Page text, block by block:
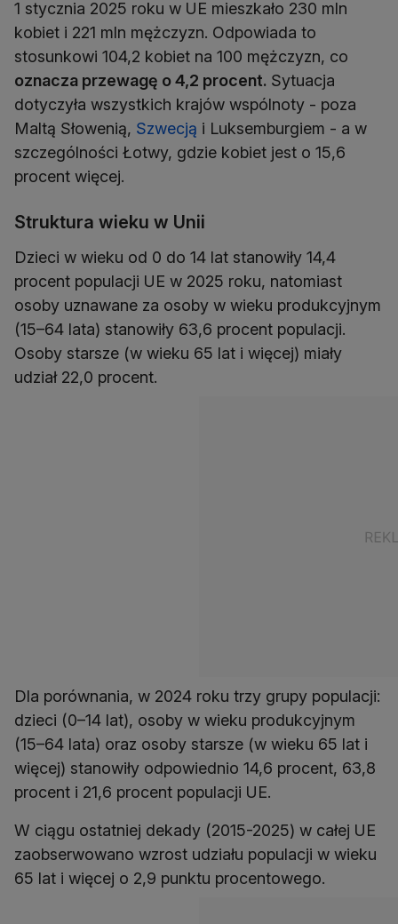
1 stycznia 2025 roku w UE mieszkało 230 mln
kobiet i 221 mln mężczyzn. Odpowiada to
stosunkowi 104,2 kobiet na 100 mężczyzn, co
oznacza przewagę o 4,2 procent. Sytuacja
dotyczyła wszystkich krajów wspólnoty - poza
Maltą Słowenią, Szwecją i Luksemburgiem - a w
szczególności Łotwy, gdzie kobiet jest o 15,6
procent więcej.
Struktura wieku w Unii
Dzieci w wieku od 0 do 14 lat stanowiły 14,4
procent populacji UE w 2025 roku, natomiast
osoby uznawane za osoby w wieku produkcyjnym
(15–64 lata) stanowiły 63,6 procent populacji.
Osoby starsze (w wieku 65 lat i więcej) miały
udział 22,0 procent.
Dla porównania, w 2024 roku trzy grupy populacji:
dzieci (0–14 lat), osoby w wieku produkcyjnym
(15–64 lata) oraz osoby starsze (w wieku 65 lat i
więcej) stanowiły odpowiednio 14,6 procent, 63,8
procent i 21,6 procent populacji UE.
W ciągu ostatniej dekady (2015-2025) w całej UE
zaobserwowano wzrost udziału populacji w wieku
65 lat i więcej o 2,9 punktu procentowego.